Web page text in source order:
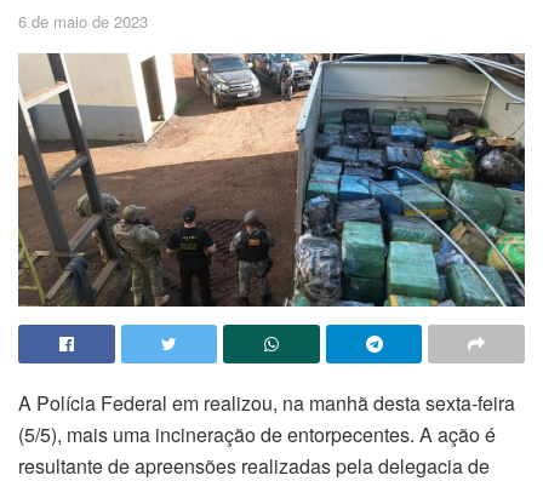
6 de maio de 2023
A Polícia Federal em realizou, na manhã desta sexta-feira
(5/5), mais uma incineração de entorpecentes. A ação é
resultante de apreensões realizadas pela delegacia de